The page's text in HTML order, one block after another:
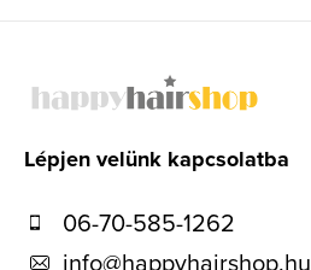
Lépjen velünk kapcsolatba
06-70-585-1262
info@happyhairshop.hu